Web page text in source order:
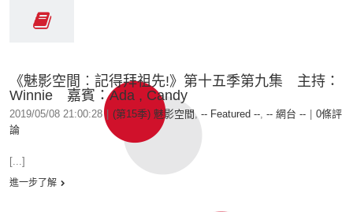
《魅影空間︰記得拜祖先!》第十五季第九集 主持：
Winnie 嘉賓：Ada , Candy
2019/05/08 21:00:28 (第15季) 魅影空間, -- Featured --, -- 網台 --
0條評
論
[...]
進一步了解